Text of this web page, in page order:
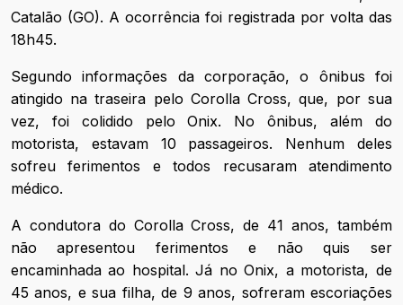
Catalão (GO). A ocorrência foi registrada por volta das
18h45.
Segundo informações da corporação, o ônibus foi
atingido na traseira pelo Corolla Cross, que, por sua
vez, foi colidido pelo Onix. No ônibus, além do
motorista, estavam 10 passageiros. Nenhum deles
sofreu ferimentos e todos recusaram atendimento
médico.
A condutora do Corolla Cross, de 41 anos, também
não apresentou ferimentos e não quis ser
encaminhada ao hospital. Já no Onix, a motorista, de
45 anos, e sua filha, de 9 anos, sofreram escoriações